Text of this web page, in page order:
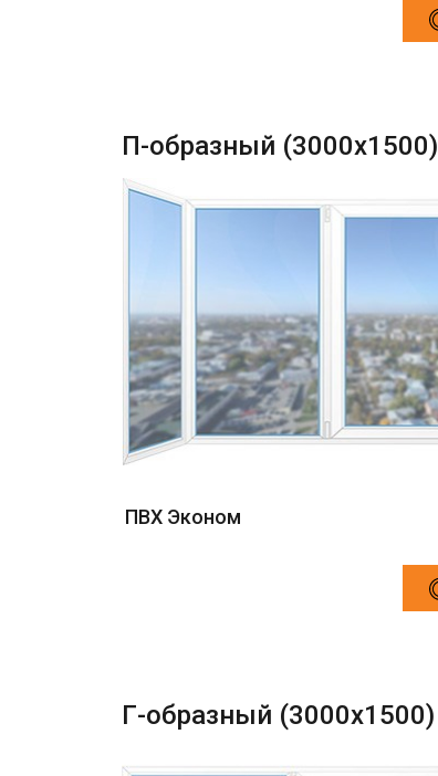
П-образный (3000х1500)
ПВХ Эконом
Г-образный (3000х1500)